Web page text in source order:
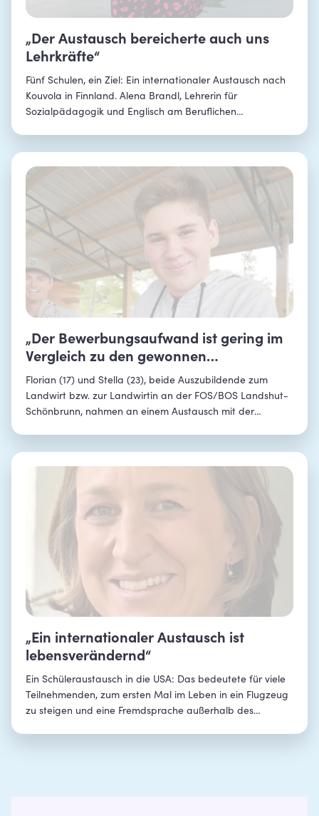
Erasmus+-
gefördertes Weiterbildungsprogramm in
Irland für Auszubildende in
kaufmännischen Berufen
„Der Austausch bereicherte auch uns
Lehrkräfte“
Fünf Schulen, ein Ziel: Ein internationaler Austausch nach
Kouvola in Finnland. Alena Brandl, Lehrerin für
Sozialpädagogik und Englisch am Beruflichen
diese schulübergreifende Zusammenarbeit bietet und
welche Erkenntnisse sie aus den Begegnungen in Finnland
in ihren Unterricht einfließen lässt.&nbsp;
„Der Bewerbungsaufwand ist gering im
Vergleich zu den gewonnen
Erfahrungen“
Florian (17) und Stella (23), beide Auszubildende zum
Landwirt bzw. zur Landwirtin an der FOS/BOS Landshut-
Schönbrunn, nahmen an einem Austausch mit der
„Ein internationaler Austausch ist
lebensverändernd“
Ein Schüleraustausch in die USA: Das bedeutete für viele
Teilnehmenden, zum ersten Mal im Leben in ein Flugzeug
zu steigen und eine Fremdsprache außerhalb des